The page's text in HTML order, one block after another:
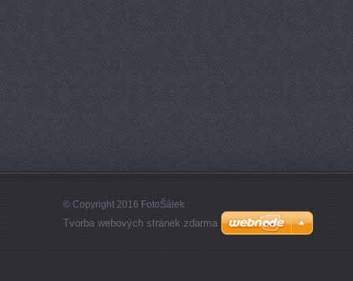
© Copyright 2016 FotoŠálek
Tvorba webových stránek zdarma